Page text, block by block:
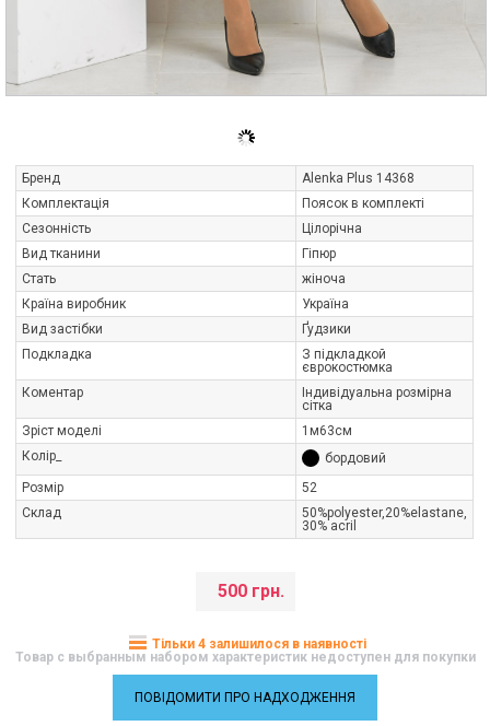
Бренд
Alenka Plus 14368
Комплектація
Поясок в комплекті
Сезонність
Цілорічна
Вид тканини
Гіпюр
Стать
жіноча
Країна виробник
Україна
Вид застібки
Ґудзики
Подкладка
З підкладкой
єврокостюмка
Коментар
Індивідуальна розмірна
сітка
Зріст моделі
1м63см
Колір_
бордовий
Розмір
52
Склад
50%polуester,20%elastane,
30% acrіl
500 грн.
Тільки 4 залишилося в наявності
Товар с выбранным набором характеристик недоступен для покупки
ПОВІДОМИТИ ПРО НАДХОДЖЕННЯ